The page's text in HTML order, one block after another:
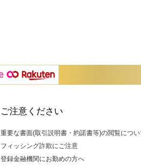
ご注意ください
重要な書面(取引説明書・約諾書等)の閲覧につ
フィッシング詐欺にご注意
登録金融機関にお勤めの方へ